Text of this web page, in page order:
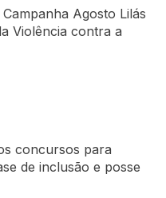
Agosto Lilás
Violência contra a
concursos para
de inclusão e posse